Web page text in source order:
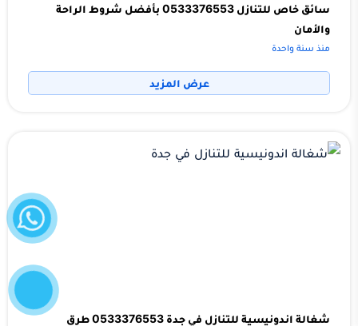
سائق خاص للتنازل 0533376553 بأفضل شروط الراحة
والأمان
منذ سنة واحدة
عرض المزيد
شغالة اندونيسية للتنازل في جدة 0533376553 طرق
واتساب
الآن